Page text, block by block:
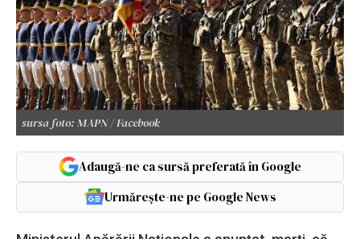
sursa foto: MAPN / Facebook
Adaugă-ne ca sursă preferată în Google
Urmărește-ne pe Google News